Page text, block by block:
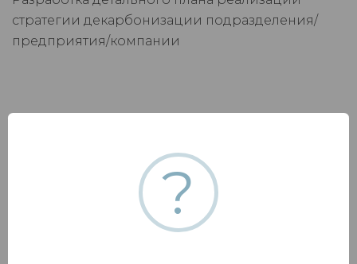
стратегии декарбонизации подразделения/
предприятия/компании
?